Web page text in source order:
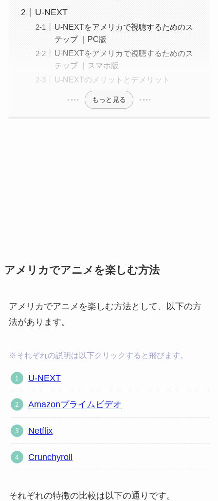
U-NEXT
U-NEXTをアメリカで視聴するためのス
テップ ｜PC版
U-NEXTをアメリカで視聴するためのス
テップ ｜スマホ版
U-NEXTのメリットとデメリット
もっと見る
アメリカでアニメを楽しむ方法
アメリカでアニメを楽しむ方法として、以下の方
法があります。
※それぞれの説明は以下クリックすると飛びます。
U-NEXT
Amazonプライムビデオ
Netflix
Crunchyroll
それぞれの特徴の比較は以下の通りです。